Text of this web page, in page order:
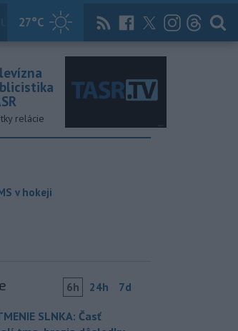
27°C
Útulkovo Magazín News Now Archív
relácie
v hokeji
6h 24h 7d
SLNKA: Časť